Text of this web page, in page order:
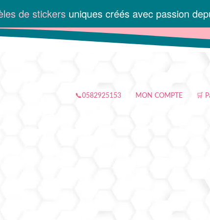
de stickers uniques créés avec passion
📞0582925153 MON COMPTE 🛒